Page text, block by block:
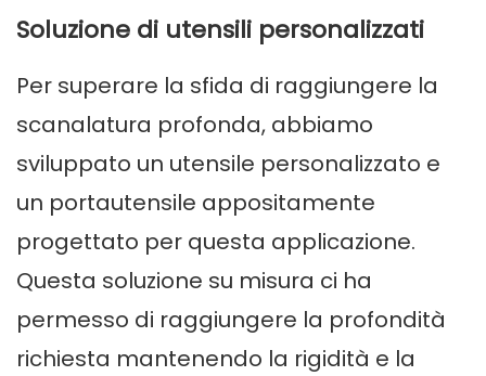
Soluzione di utensili personalizzati
Per superare la sfida di raggiungere la
scanalatura profonda, abbiamo
sviluppato un utensile personalizzato e
un portautensile appositamente
progettato per questa applicazione.
Questa soluzione su misura ci ha
permesso di raggiungere la profondità
richiesta mantenendo la rigidità e la